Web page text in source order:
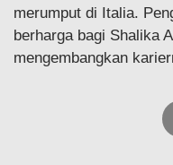
merumput di Italia.
berharga bagi Shalika
mengembangkan